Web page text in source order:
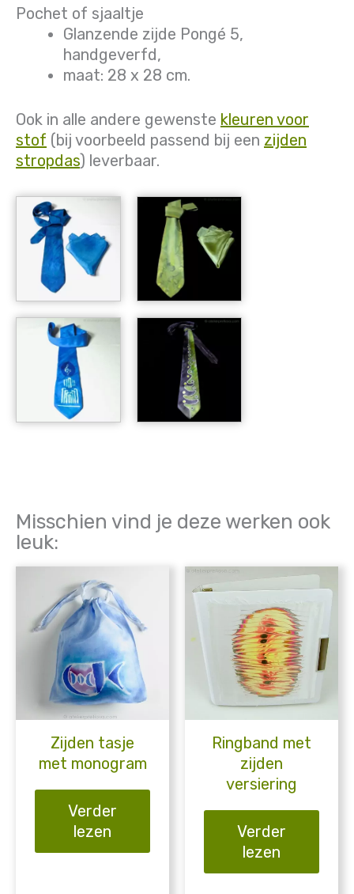
Pochet of sjaaltje
Glanzende zijde Pongé 5,
handgeverfd,
maat: 28 x 28 cm.
Ook in alle andere gewenste kleuren voor
stof (bij voorbeeld passend bij een zijden
stropdas) leverbaar.
Misschien vind je deze werken ook
leuk:
Zijden tasje
met monogram
Verder
lezen
Ringband met
zijden
versiering
Verder
lezen